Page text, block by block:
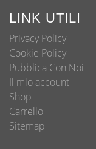
LINK UTILI
Privacy Policy
Cookie Policy
Pubblica Con Noi
Il mio account
Shop
Carrello
Sitemap